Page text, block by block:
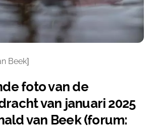
Beek]
foto van de
van januari 2025
van Beek (forum: